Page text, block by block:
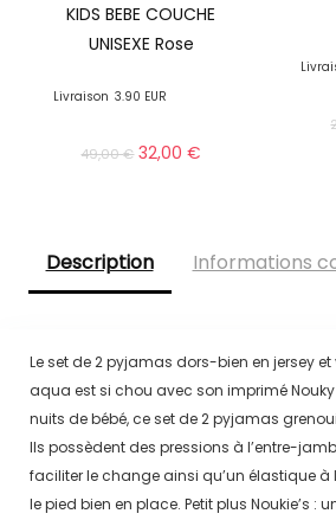
KIDS BEBE COUCHE
UNISEXE Rose
Livraison 3.90 EUR
49,00€ 32,00€
Description Informations
Le set de 2 pyjamas dors-bien en jersey et
aqua est si chou avec son imprimé
nuits de bébé, ce set de 2 pyjamas
Ils possèdent des pressions à l’entre-
faciliter le change ainsi qu’un élastique
le pied bien en place. Petit plus Noukie’s :